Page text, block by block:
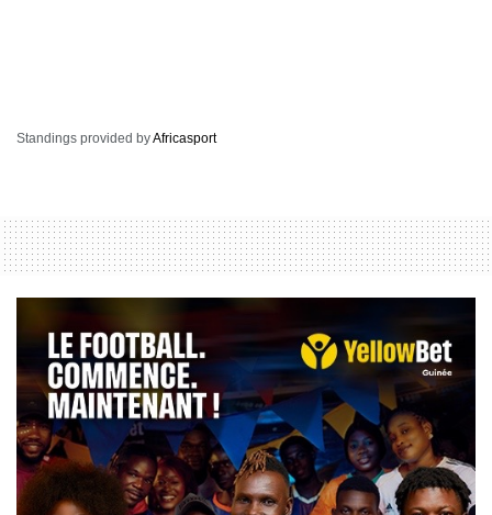
Standings provided byAfricasport